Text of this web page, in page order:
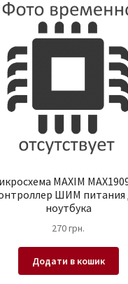
MAXIM
ШИМ питания
ноутбука
270грн.
Додати в кошик